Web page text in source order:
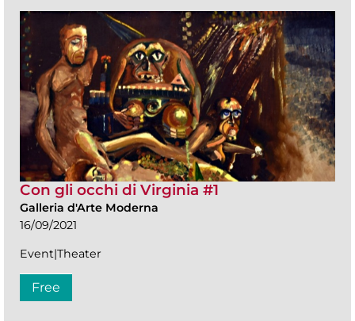
Con gli occhi di Virginia #1
Galleria d'Arte Moderna
16/09/2021
Event|Theater
Free